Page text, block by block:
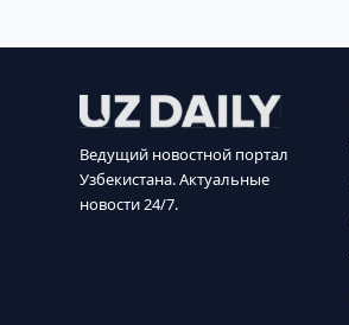
Ведущий новостной портал
Узбекистана. Актуальные
новости 24/7.